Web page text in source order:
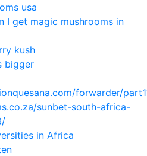
usa​
I get magic mushrooms in
kush
bigger
forwarder/
sunbet-south-africa-
in Africa